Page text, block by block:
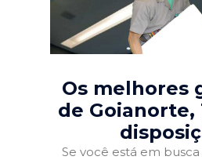
Os melhores
de Goianorte,
Se você está em